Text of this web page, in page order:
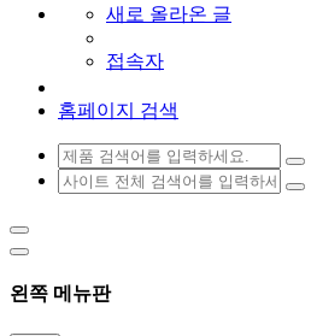
새로 올라온 글
접속자
홈페이지 검색
왼쪽 메뉴판